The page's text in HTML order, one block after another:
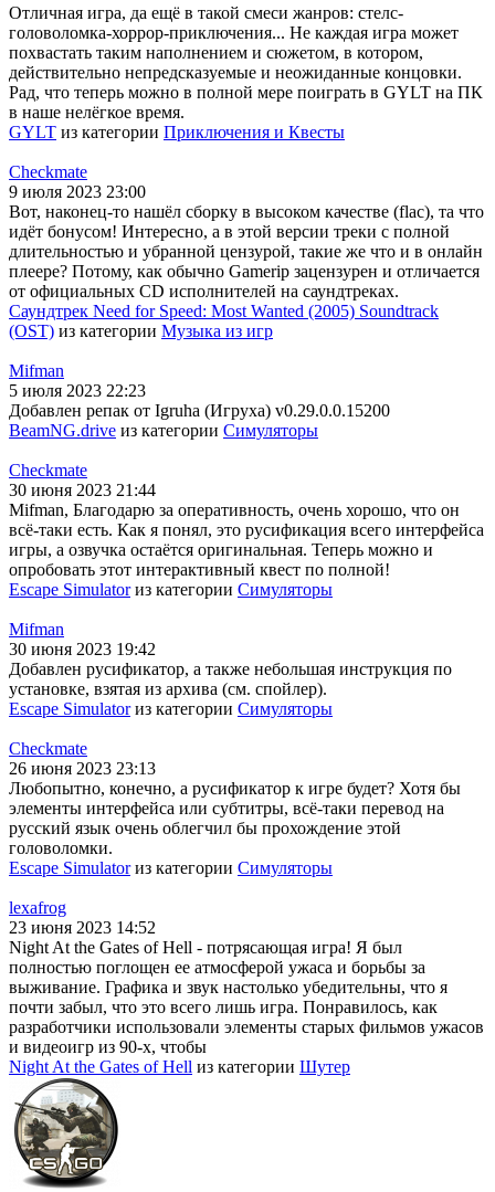
Отличная игра, да ещё в такой смеси жанров: стелс-
головоломка-хоррор-приключения... Не каждая игра может
похвастать таким наполнением и сюжетом, в котором,
действительно непредсказуемые и неожиданные концовки.
Рад, что теперь можно в полной мере поиграть в GYLT на ПК
в наше нелёгкое время.
GYLT из категории Приключения и Квесты
Checkmate
9 июля 2023 23:00
Вот, наконец-то нашёл сборку в высоком качестве (flac), та что
идёт бонусом! Интересно, а в этой версии треки с полной
длительностью и убранной цензурой, такие же что и в онлайн
плеере? Потому, как обычно Gamerip зацензурен и отличается
от официальных CD исполнителей на саундтреках.
Саундтрек Need for Speed: Most Wanted (2005) Soundtrack
(OST) из категории Музыка из игр
Mifman
5 июля 2023 22:23
Добавлен репак от Igruha (Игруха) v0.29.0.0.15200
BeamNG.drive из категории Симуляторы
Checkmate
30 июня 2023 21:44
Mifman, Благодарю за оперативность, очень хорошо, что он
всё-таки есть. Как я понял, это русификация всего интерфейса
игры, а озвучка остаётся оригинальная. Теперь можно и
опробовать этот интерактивный квест по полной!
Escape Simulatorиз категории Симуляторы
Mifman
30 июня 2023 19:42
Добавлен русификатор, а также небольшая инструкция по
установке, взятая из архива (см. спойлер).
Escape Simulatorиз категории Симуляторы
Checkmate
26 июня 2023 23:13
Любопытно, конечно, а русификатор к игре будет? Хотя бы
элементы интерфейса или субтитры, всё-таки перевод на
русский язык очень облегчил бы прохождение этой
головоломки.
Escape Simulatorиз категории Симуляторы
lexafrog
23 июня 2023 14:52
Night At the Gates of Hell - потрясающая игра! Я был
полностью поглощен ее атмосферой ужаса и борьбы за
выживание. Графика и звук настолько убедительны, что я
почти забыл, что это всего лишь игра. Понравилось, как
разработчики использовали элементы старых фильмов ужасов
и видеоигр из 90-х, чтобы
Night At the Gates of Hell из категории Шутер